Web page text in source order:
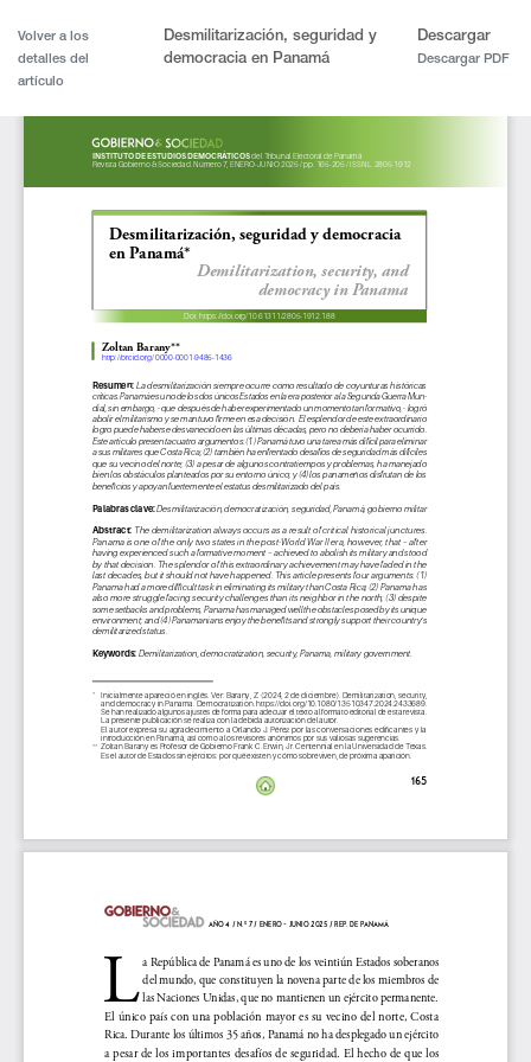
Volver a los
detalles del
artículo
Desmilitarización, seguridad y
democracia en Panamá
Descargar
Descargar PDF